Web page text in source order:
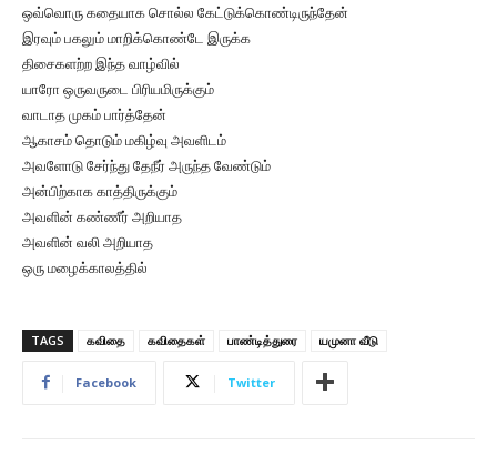
ஒவ்வொரு கதையாக சொல்ல கேட்டுக்கொண்டிருந்தேன்
இரவும் பகலும் மாறிக்கொண்டே இருக்க
திசைகளற்ற இந்த வாழ்வில்
யாரோ ஒருவருடை பிரியமிருக்கும்
வாடாத முகம் பார்த்தேன்
ஆகாசம் தொடும் மகிழ்வு அவளிடம்
அவளோடு சேர்ந்து தேநீர் அருந்த வேண்டும்
அன்பிற்காக காத்திருக்கும்
அவளின் கண்ணீர் அறியாத
அவளின் வலி அறியாத
ஒரு மழைக்காலத்தில்
TAGS கவிதை கவிதைகள் பாண்டித்துரை யமுனா வீடு
Facebook Twitter